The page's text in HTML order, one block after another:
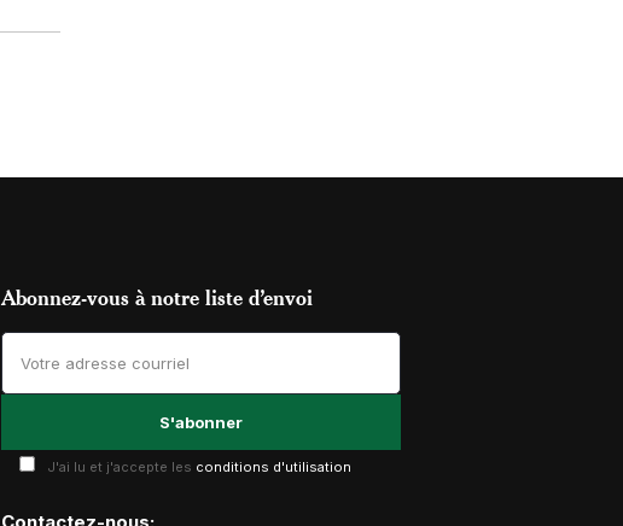
Abonnez-vous à notre liste d’envoi
J'ai lu et j'accepte les conditions d'utilisation
Contactez-nous: